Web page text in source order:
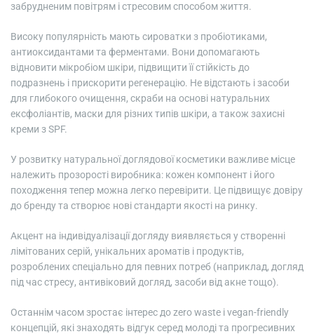
забрудненим повітрям і стресовим способом життя.
Високу популярність мають сироватки з пробіотиками,
антиоксидантами та ферментами. Вони допомагають
відновити мікробіом шкіри, підвищити її стійкість до
подразнень і прискорити регенерацію. Не відстають і засоби
для глибокого очищення, скраби на основі натуральних
ексфоліантів, маски для різних типів шкіри, а також захисні
креми з SPF.
У розвитку натуральної доглядової косметики важливе місце
належить прозорості виробника: кожен компонент і його
походження тепер можна легко перевірити. Це підвищує довіру
до бренду та створює нові стандарти якості на ринку.
Акцент на індивідуалізації догляду виявляється у створенні
лімітованих серій, унікальних ароматів і продуктів,
розроблених спеціально для певних потреб (наприклад, догляд
під час стресу, антивіковий догляд, засоби від акне тощо).
Останнім часом зростає інтерес до zero waste і vegan-friendly
концепцій, які знаходять відгук серед молоді та прогресивних